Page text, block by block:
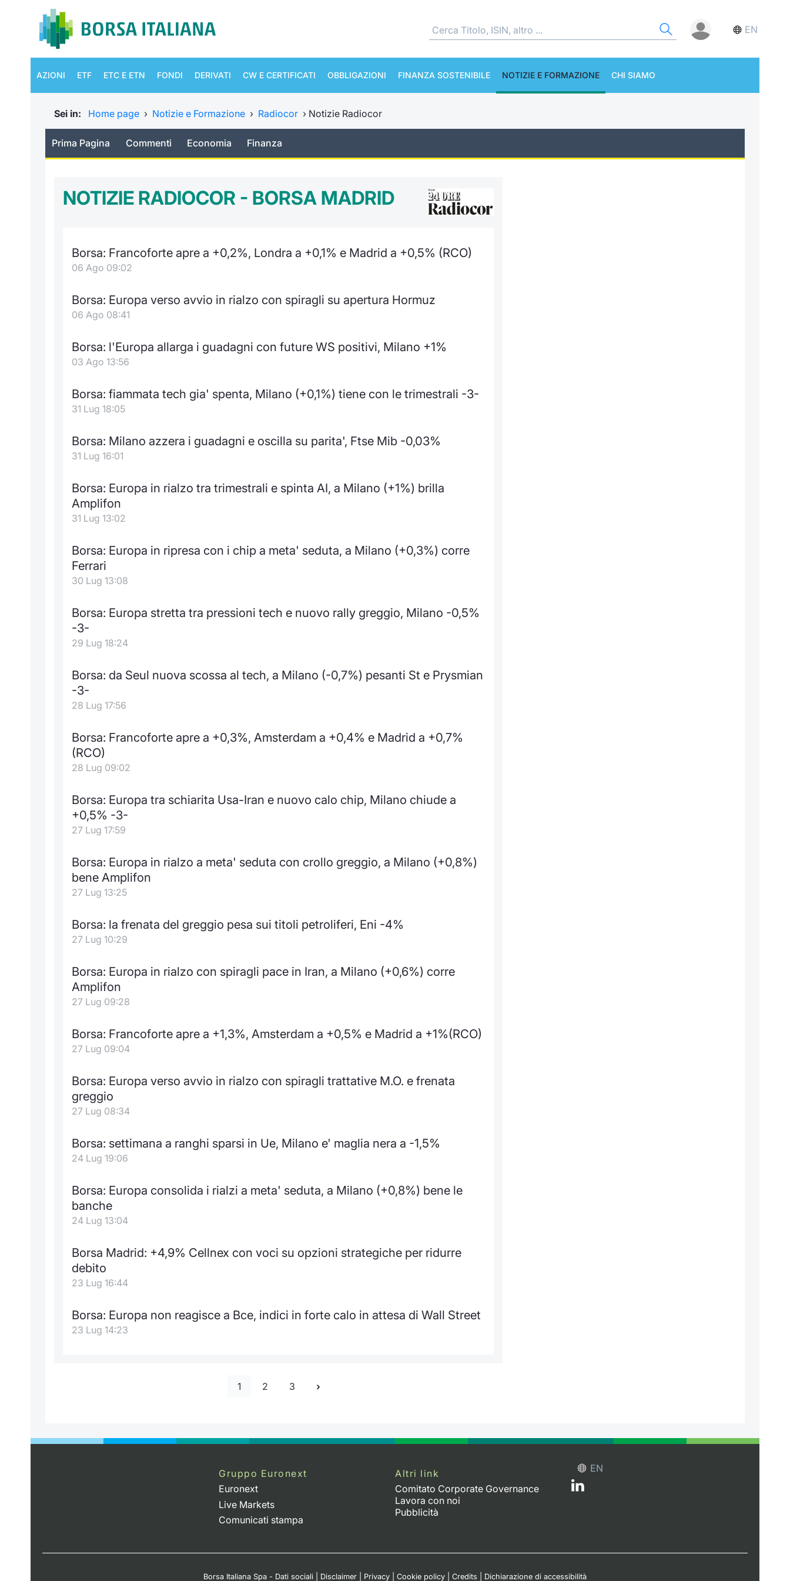
EN
AZIONI ETF ETC E ETN FONDI DERIVATI CW E CERTIFICATI OBBLIGAZIONI FINANZA SOSTENIBILE NOTIZIE E FORMAZIONE CHI SIAMO
Sei in: Home page › Notizie e Formazione › Radiocor › Notizie Radiocor
Prima Pagina Commenti Economia Finanza
NOTIZIE RADIOCOR - BORSA MADRID
Borsa: Francoforte apre a +0,2%, Londra a +0,1% e Madrid a +0,5% (RCO)
06 Ago 09:02
Borsa: Europa verso avvio in rialzo con spiragli su apertura Hormuz
06 Ago 08:41
Borsa: l'Europa allarga i guadagni con future WS positivi, Milano +1%
03 Ago 13:56
Borsa: fiammata tech gia' spenta, Milano (+0,1%) tiene con le trimestrali -3-
31 Lug 18:05
Borsa: Milano azzera i guadagni e oscilla su parita', Ftse Mib -0,03%
31 Lug 16:01
Borsa: Europa in rialzo tra trimestrali e spinta AI, a Milano (+1%) brilla
Amplifon
31 Lug 13:02
Borsa: Europa in ripresa con i chip a meta' seduta, a Milano (+0,3%) corre
Ferrari
30 Lug 13:08
Borsa: Europa stretta tra pressioni tech e nuovo rally greggio, Milano -0,5%
-3-
29 Lug 18:24
Borsa: da Seul nuova scossa al tech, a Milano (-0,7%) pesanti St e Prysmian
-3-
28 Lug 17:56
Borsa: Francoforte apre a +0,3%, Amsterdam a +0,4% e Madrid a +0,7%
(RCO)
28 Lug 09:02
Borsa: Europa tra schiarita Usa-Iran e nuovo calo chip, Milano chiude a
+0,5% -3-
27 Lug 17:59
Borsa: Europa in rialzo a meta' seduta con crollo greggio, a Milano (+0,8%)
bene Amplifon
27 Lug 13:25
Borsa: la frenata del greggio pesa sui titoli petroliferi, Eni -4%
27 Lug 10:29
Borsa: Europa in rialzo con spiragli pace in Iran, a Milano (+0,6%) corre
Amplifon
27 Lug 09:28
Borsa: Francoforte apre a +1,3%, Amsterdam a +0,5% e Madrid a +1%(RCO)
27 Lug 09:04
Borsa: Europa verso avvio in rialzo con spiragli trattative M.O. e frenata
greggio
27 Lug 08:34
Borsa: settimana a ranghi sparsi in Ue, Milano e' maglia nera a -1,5%
24 Lug 19:06
Borsa: Europa consolida i rialzi a meta' seduta, a Milano (+0,8%) bene le
banche
24 Lug 13:04
Borsa Madrid: +4,9% Cellnex con voci su opzioni strategiche per ridurre
debito
23 Lug 16:44
Borsa: Europa non reagisce a Bce, indici in forte calo in attesa di Wall Street
23 Lug 14:23
1 2 3
Gruppo Euronext
Euronext
Live Markets
Comunicati stampa
Altri link
Comitato Corporate Governance
Lavora con noi
Pubblicità
EN
Borsa Italiana Spa - Dati sociali Disclaimer Privacy Cookie policy Credits Dichiarazione di accessibilità